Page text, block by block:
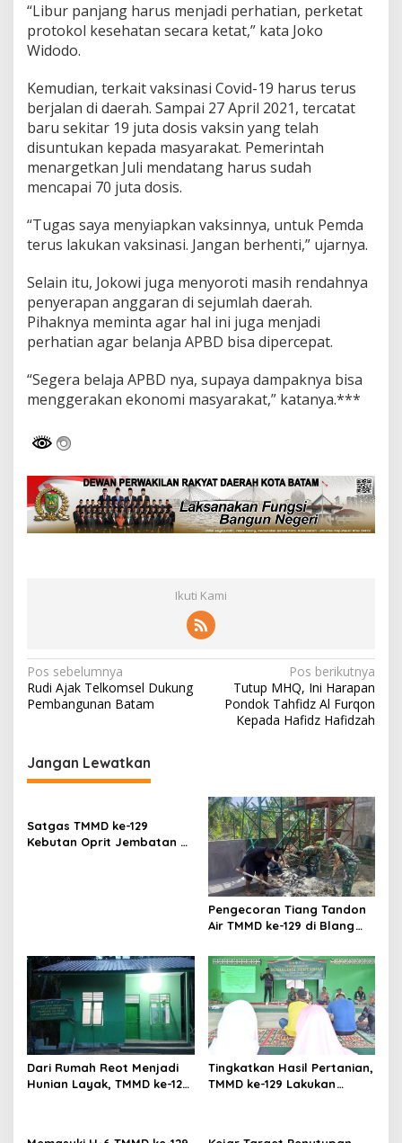
“Libur panjang harus menjadi perhatian, perketat
protokol kesehatan secara ketat,” kata Joko
Widodo.
Kemudian, terkait vaksinasi Covid-19 harus terus
berjalan di daerah. Sampai 27 April 2021, tercatat
baru sekitar 19 juta dosis vaksin yang telah
disuntukan kepada masyarakat. Pemerintah
menargetkan Juli mendatang harus sudah
mencapai 70 juta dosis.
“Tugas saya menyiapkan vaksinnya, untuk Pemda
terus lakukan vaksinasi. Jangan berhenti,” ujarnya.
Selain itu, Jokowi juga menyoroti masih rendahnya
penyerapan anggaran di sejumlah daerah.
Pihaknya meminta agar hal ini juga menjadi
perhatian agar belanja APBD bisa dipercepat.
“Segera belaja APBD nya, supaya dampaknya bisa
menggerakan ekonomi masyarakat,” katanya.***
Ikuti Kami
N
a
i
g
s
i
Pos sebelumnya
Rudi Ajak Telkomsel Dukung
Pembangunan Batam
Pos berikutnya
Tutup MHQ, Ini Harapan
Pondok Tahfidz Al Furqon
Kepada Hafidz Hafidzah
Jangan Lewatkan
Satgas TMMD ke-129
Kebutan Oprit Jembatan di
Pengecoran Tiang Tandon
Air TMMD ke-129 di Blang
Warga
Dari Rumah Reot Menjadi
Hunian Layak, TMMD ke-129
Tingkatkan Hasil Pertanian,
TMMD ke-129 Lakukan